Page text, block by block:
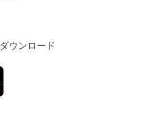
ダウンロード